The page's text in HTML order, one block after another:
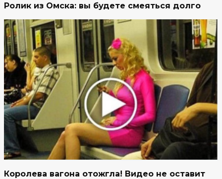
Ролик из Омска: вы будете смеяться долго
Королева вагона отожгла! Видео не оставит